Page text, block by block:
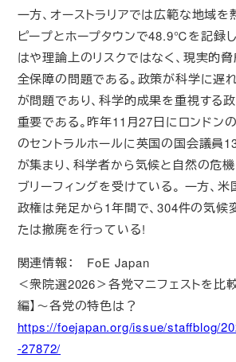
一方、オーストラリアでは広範な地域を
ピープとホープタウンで48.9℃を記録
はや理論上のリスクではなく、現実的
全保障の問題である。政策が科学に遅
が問題であり、科学的成果を重視する
重要である。昨年11月27日にロンドン
のセントラルホールに英国の国会議員
が集まり、科学者から気候と自然の危
ブリーフィングを受けている。 一方、
政権は発足から1年間で、304件の気候
たは撤廃を行っている!
関連情報： FoE Japan
＜衆院選2026＞各党マニフェストを比
編】～各党の特色は？
https://foejapan.org/issue/staffblog/
-27872/